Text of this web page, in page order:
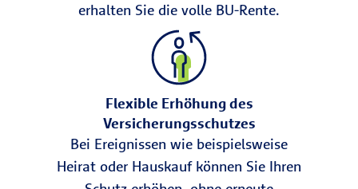
Quelle: R+V Versicherung, Anteil der Berufe der BU-
Leistungsfälle 2023.
BU betrifft alle Berufe
erhalten Sie die volle BU-Rente.
Flexible Erhöhung des
Versicherungsschutzes
Bei Ereignissen wie beispielsweise
Heirat oder Hauskauf können Sie Ihren